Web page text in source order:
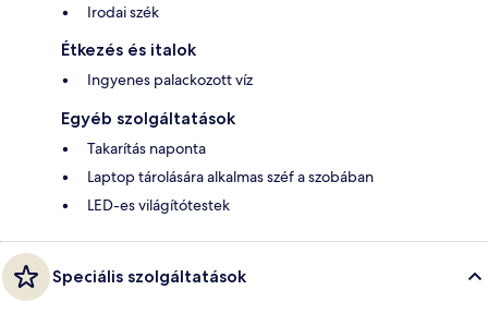
Irodai szék
Étkezés és italok
Ingyenes palackozott víz
Egyéb szolgáltatások
Takarítás naponta
Laptop tárolására alkalmas széf a szobában
LED-es világítótestek
Speciális szolgáltatások